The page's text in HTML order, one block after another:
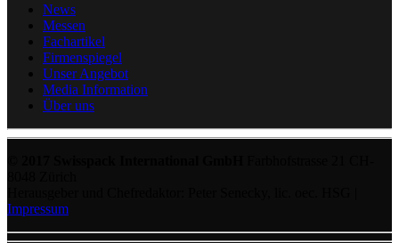
News
Messen
Fachartikel
Firmenspiegel
Unser Angebot
Media Information
Über uns
Impressum